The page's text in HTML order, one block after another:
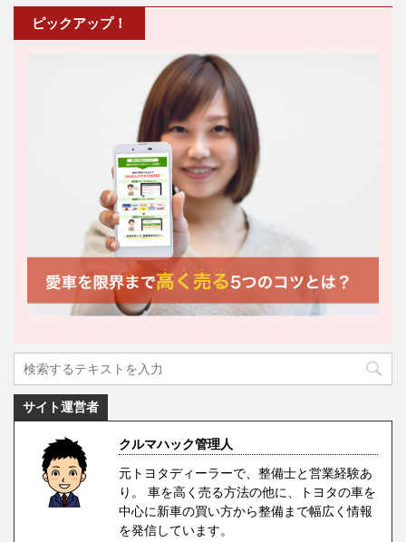
ピックアップ！
サイト運営者
クルマハック管理人
元トヨタディーラーで、整備士と営業経験あ
り。 車を高く売る方法の他に、トヨタの車を
中心に新車の買い方から整備まで幅広く情報
を発信しています。